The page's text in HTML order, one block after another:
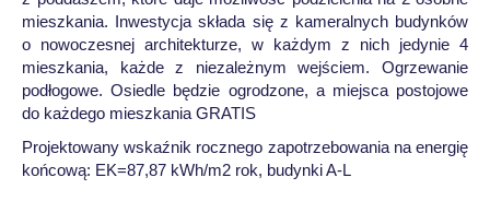
mieszkania. Inwestycja składa się z kameralnych budynków
o nowoczesnej architekturze, w każdym z nich jedynie 4
mieszkania, każde z niezależnym wejściem. Ogrzewanie
podłogowe. Osiedle będzie ogrodzone, a miejsca postojowe
do każdego mieszkania GRATIS
Projektowany wskaźnik rocznego zapotrzebowania na energię
końcową: EK=87,87 kWh/m2 rok, budynki A-L